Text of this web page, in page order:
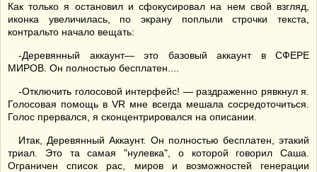
Как только я остановил и сфокусировал на нем свой взгляд,
иконка увеличилась, по экрану поплыли строчки текста,
контральто начало вещать:
-Деревянный аккаунт— это базовый аккаунт в СФЕРЕ
МИРОВ. Он полностью бесплатен....
-Отключить голосовой интерфейс! — раздраженно рявкнул я.
Голосовая помощь в VR мне всегда мешала сосредоточиться.
Голос прервался, я сконцентрировался на описании.
Итак, Деревянный Аккаунт. Он полностью бесплатен, этакий
триал. Это та самая "нулевка", о которой говорил Саша.
Ограничен список рас, миров и возможностей генерации